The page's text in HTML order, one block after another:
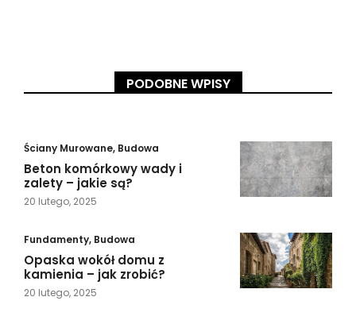
PODOBNE WPISY
Ściany Murowane, Budowa
Beton komórkowy wady i
zalety – jakie są?
20 lutego, 2025
Fundamenty, Budowa
Opaska wokół domu z
kamienia – jak zrobić?
20 lutego, 2025